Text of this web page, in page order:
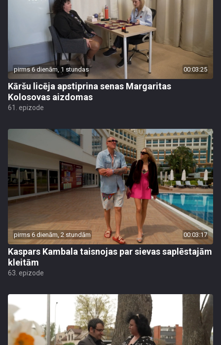
pirms 6 dienām, 1 stundas 00:03:25
Kāršu licēja apstiprina senas Margaritas
Kolosovas aizdomas
61. epizode
pirms 6 dienām, 2 stundām 00:03:17
Kaspars Kambala taisnojas par sievas saplēstajām
kleitām
63. epizode